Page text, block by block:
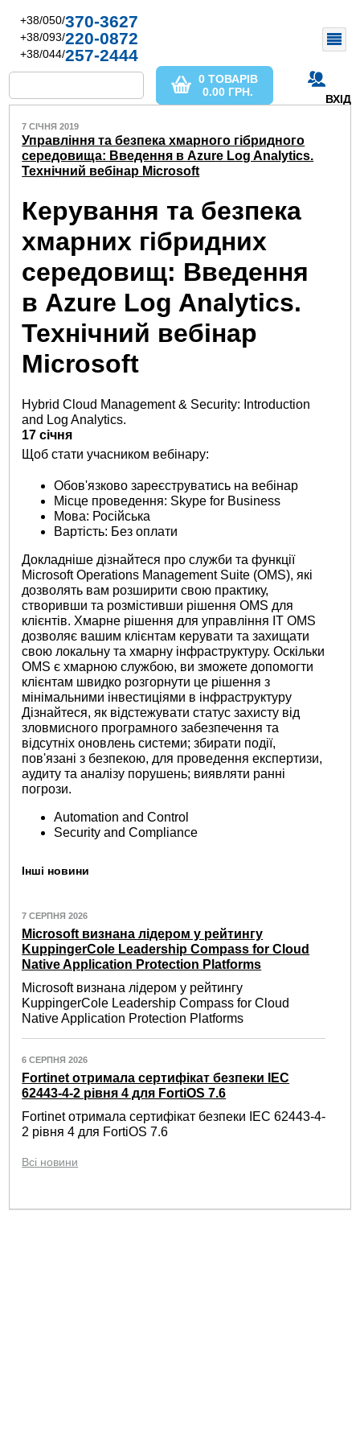
+38/050/370-3627
+38/093/220-0872
+38/044/257-2444
ВХІД
0 ТОВАРІВ
0.00 ГРН.
7 СІЧНЯ 2019
Управління та безпека хмарного гібридного
середовища: Введення в Azure Log Analytics.
Технічний вебінар Microsoft
Керування та безпека
хмарних гібридних
середовищ: Введення
в Azure Log Analytics.
Технічний вебінар
Microsoft
Hybrid Cloud Management & Security: Introduction
and Log Analytics.
17 січня
Щоб стати учасником вебінару:
Обов'язково зареєструватись на вебінар
Місце проведення: Skype for Business
Мова: Російська
Вартість: Без оплати
Докладніше дізнайтеся про служби та функції
Microsoft Operations Management Suite (OMS), які
дозволять вам розширити свою практику,
створивши та розмістивши рішення OMS для
клієнтів. Хмарне рішення для управління ІТ OMS
дозволяє вашим клієнтам керувати та захищати
свою локальну та хмарну інфраструктуру. Оскільки
OMS є хмарною службою, ви зможете допомогти
клієнтам швидко розгорнути це рішення з
мінімальними інвестиціями в інфраструктуру
Дізнайтеся, як відстежувати статус захисту від
зловмисного програмного забезпечення та
відсутніх оновлень системи; збирати події,
пов'язані з безпекою, для проведення експертизи,
аудиту та аналізу порушень; виявляти ранні
погрози.
Automation and Control
Security and Compliance
Інші новини
7 СЕРПНЯ 2026
Microsoft визнана лідером у рейтингу
KuppingerCole Leadership Compass for Cloud
Native Application Protection Platforms
Microsoft визнана лідером у рейтингу
KuppingerCole Leadership Compass for Cloud
Native Application Protection Platforms
6 СЕРПНЯ 2026
Fortinet отримала сертифікат безпеки IEC
62443-4-2 рівня 4 для FortiOS 7.6
Fortinet отримала сертифікат безпеки IEC 62443-4-
2 рівня 4 для FortiOS 7.6
Всі новини